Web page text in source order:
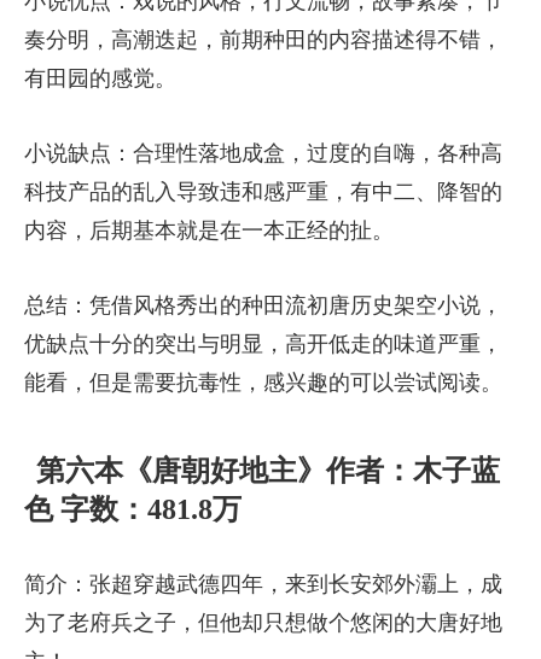
奏分明，高潮迭起，前期种田的内容描述得不错，
有田园的感觉。
小说缺点：合理性落地成盒，过度的自嗨，各种高
科技产品的乱入导致违和感严重，有中二、降智的
内容，后期基本就是在一本正经的扯。
总结：凭借风格秀出的种田流初唐历史架空小说，
优缺点十分的突出与明显，高开低走的味道严重，
能看，但是需要抗毒性，感兴趣的可以尝试阅读。
第六本《唐朝好地主》作者：木子蓝
色 字数：481.8万
简介：张超穿越武德四年，来到长安郊外灞上，成
为了老府兵之子，但他却只想做个悠闲的大唐好地